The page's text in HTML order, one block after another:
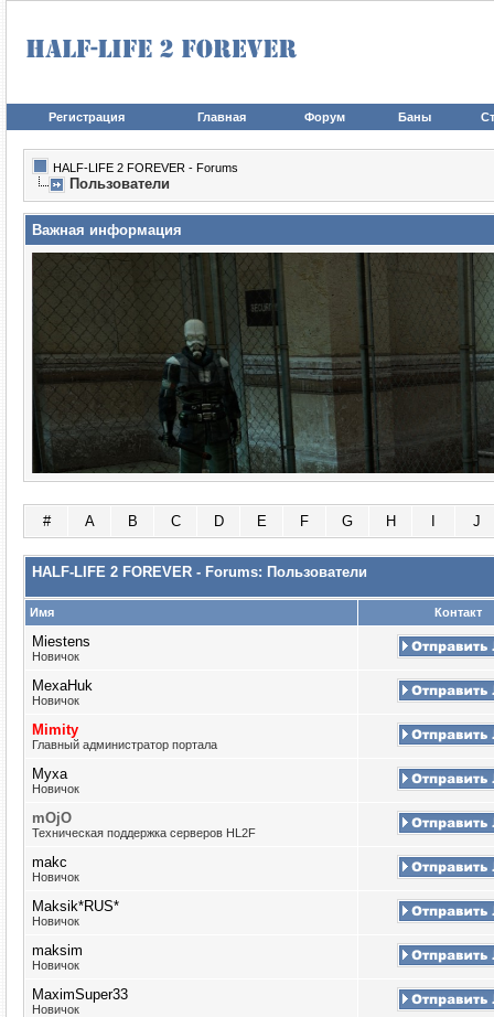
Регистрация Главная Форум Баны
HALF-LIFE 2 FOREVER - Forums
Пользователи
Важная информация
# A B C D E F G H J
HALF-LIFE 2 FOREVER - Forums: Пользователи
Имя Контакт
Miestens
Новичок
MexaHuk
Новичок
Mimity
Главный администратор портала
Myxa
Новичок
mOjO
Техническая поддержка серверов HL2F
makc
Новичок
Maksik*RUS*
Новичок
maksim
Новичок
MaximSuper33
Новичок